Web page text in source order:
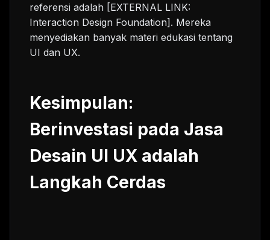
referensi adalah [EXTERNAL LINK:
Interaction Design Foundation]. Mereka
menyediakan banyak materi edukasi tentang
UI dan UX.
Kesimpulan:
Berinvestasi pada Jasa
Desain UI UX adalah
Langkah Cerdas